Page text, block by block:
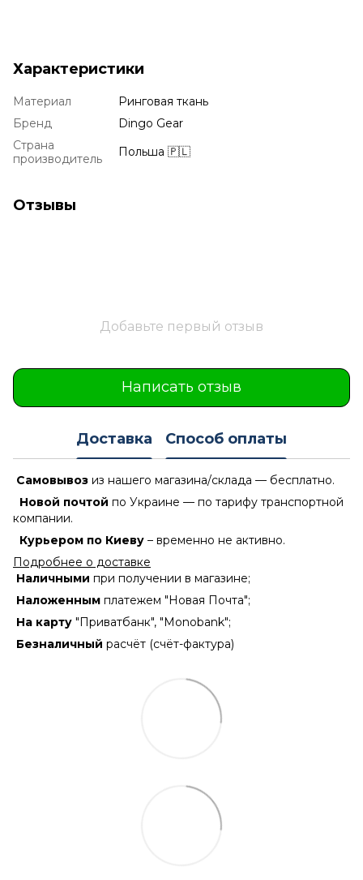
Характеристики
Материал
Ринговая ткань
Бренд
Dingo Gear
Страна
производитель
Польша 🇵🇱
Отзывы
Добавьте первый отзыв
Написать отзыв
Доставка Способ оплаты
Самовывоз из нашего магазина/склада — бесплатно.
Новой почтой по Украине — по тарифу транспортной
компании.
Курьером по Киеву – временно не активно.
Подробнее о доставке
Наличными при получении в магазине;
Наложенным платежем "Новая Почта";
На карту "Приватбанк", "Monobank";
Безналичный расчёт (счёт-фактура)